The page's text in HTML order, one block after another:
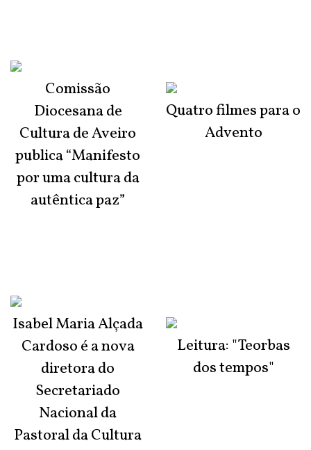
Comissão
Diocesana de
Cultura de Aveiro
publica “Manifesto
por uma cultura da
autêntica paz”
Isabel Maria Alçada
Cardoso é a nova
diretora do
Secretariado
Nacional da
Pastoral da Cultura
Quatro filmes para o
Advento
Leitura: "Teorbas
dos tempos"